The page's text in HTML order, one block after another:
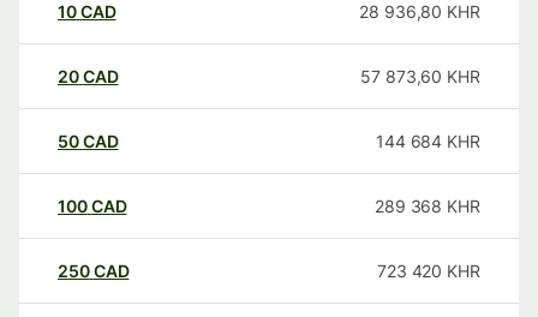
10CAD 28 936,80 KHR
20CAD 57 873,60 KHR
50CAD 144 684 KHR
100CAD 289 368 KHR
250CAD 723 420 KHR